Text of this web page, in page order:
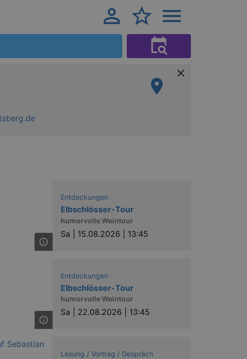
Entdeckungen
Elbschlösser-Tour
humorvolle Weintour
Sa | 15.08.2026 | 13:45
Entdeckungen
Elbschlösser-Tour
humorvolle Weintour
Sa | 22.08.2026 | 13:45
Lesung / Vortrag / Gespräch